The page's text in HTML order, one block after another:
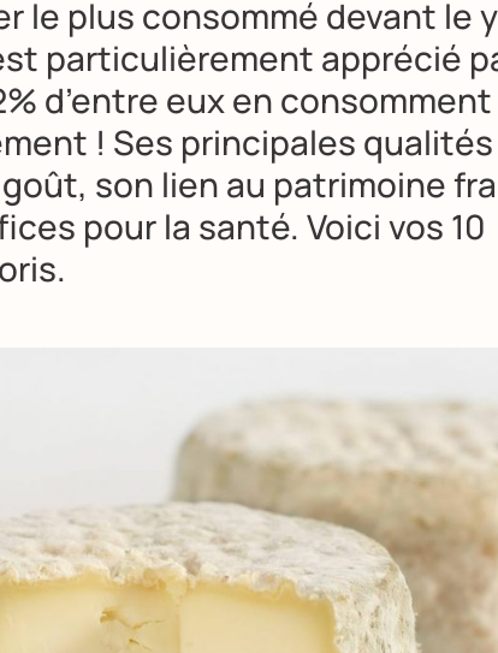
le plus consommé devant le
particulièrement apprécié
d’entre eux en consomment
! Ses principales qualités
son lien au patrimoine
pour la santé. Voici vos 10